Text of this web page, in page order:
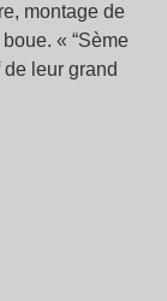
montage de
« “Sème
leur grand